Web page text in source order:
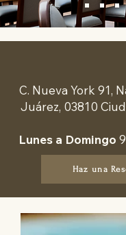
C. Nueva York 91,
Juárez, 03810
Lunes a Domingo
Haz una